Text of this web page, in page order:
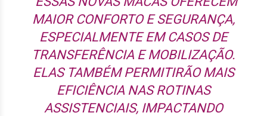
MAIOR CONFORTO E SEGURANÇA,
ESPECIALMENTE EM CASOS DE
TRANSFERÊNCIA E MOBILIZAÇÃO.
ELAS TAMBÉM PERMITIRÃO MAIS
EFICIÊNCIA NAS ROTINAS
ASSISTENCIAIS, IMPACTANDO